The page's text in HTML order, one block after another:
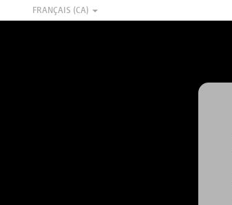
FRANÇAIS (CA)